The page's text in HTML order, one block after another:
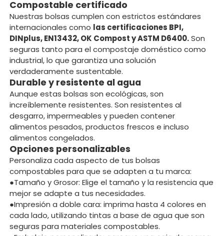
Compostable certificado
Nuestras bolsas cumplen con estrictos estándares
internacionales como las certificaciones BPI,
DINplus, EN13432, OK Compost y ASTM D6400.Son
seguras tanto para el compostaje doméstico como
industrial, lo que garantiza una solución
verdaderamente sustentable.
Durable y resistente al agua
Aunque estas bolsas son ecológicas, son
increíblemente resistentes. Son resistentes al
desgarro, impermeables y pueden contener
alimentos pesados, productos frescos e incluso
alimentos congelados.
Opciones personalizables
Personaliza cada aspecto de tus bolsas
compostables para que se adapten a tu marca:
●Tamaño y Grosor: Elige el tamaño y la resistencia que
mejor se adapte a tus necesidades.
●Impresión a doble cara: imprima hasta 4 colores en
cada lado, utilizando tintas a base de agua que son
seguras para materiales compostables.